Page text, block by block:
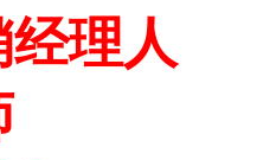
理人